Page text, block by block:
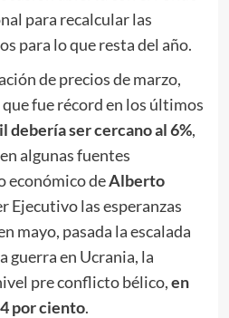
para recalcular las
para lo que resta del año.
de precios de marzo,
fue récord en los últimos
debería ser cercano al 6%,
algunas fuentes
económico deAlberto
Ejecutivo las esperanzas
mayo, pasada la escalada
guerra en Ucrania, la
pre conflicto bélico,en
por ciento.